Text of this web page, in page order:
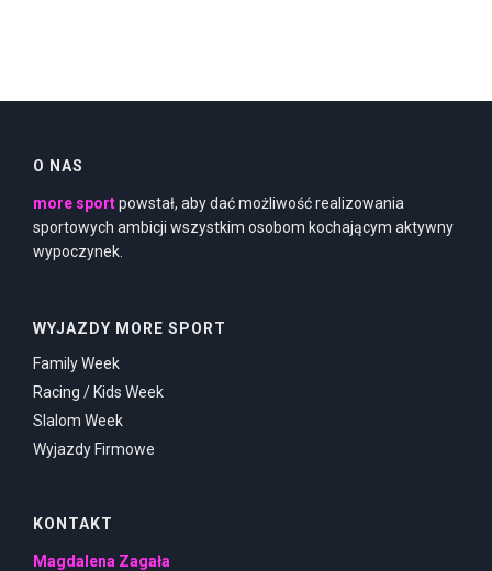
O NAS
more sportpowstał, aby dać możliwość realizowania
sportowych ambicji wszystkim osobom kochającym aktywny
wypoczynek.
WYJAZDY MORE SPORT
Family Week
Racing / Kids Week
Slalom Week
Wyjazdy Firmowe
KONTAKT
Magdalena Zagała